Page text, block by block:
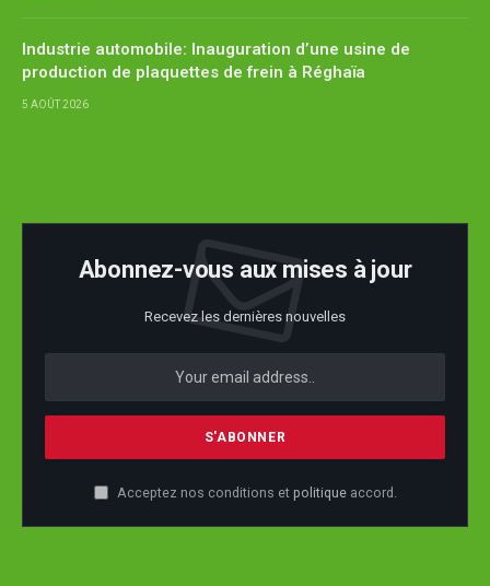
Industrie automobile: Inauguration d’une usine de
production de plaquettes de frein à Réghaïa
5 AOÛT 2026
Abonnez-vous aux mises à jour
Recevez les dernières nouvelles
Acceptez nos conditions et politiqueaccord.